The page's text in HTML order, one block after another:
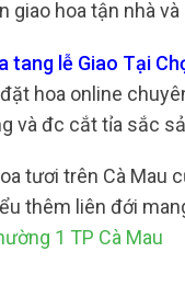
giao hoa tận nhà
lễ Giao Tại
hoa online
và đc cắt tỉa sắc
tươi trên Cà
thêm liên đới
1 TP Cà Mau